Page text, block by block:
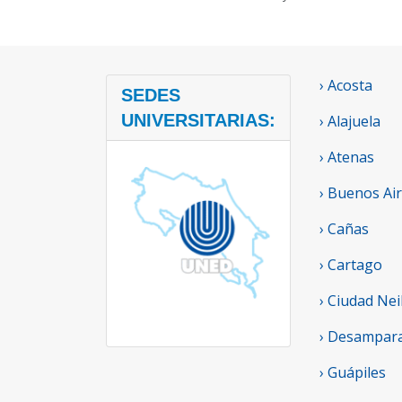
SEDES
UNIVERSITARIAS:
› Acosta
› Alajuela
› Atenas
› Buenos
› Cañas
› Cartago
› Ciudad
›
› Guápiles